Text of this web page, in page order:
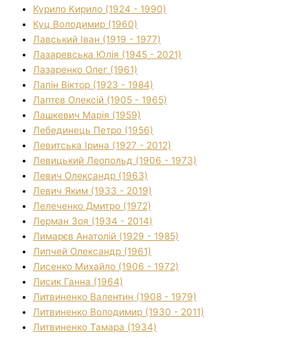
Курило Кирило (1924 - 1990)
Куц Володимир (1960)
Лавський Іван (1919 - 1977)
Лазаревська Юлія (1945 - 2021)
Лазаренко Олег (1961)
Лапін Віктор (1923 - 1984)
Лаптєв Олексій (1905 - 1965)
Лашкевич Марія (1959)
Лебединець Петро (1956)
Левитська Ірина (1927 - 2012)
Левицький Леопольд (1906 - 1973)
Левич Олександр (1963)
Левич Яким (1933 - 2019)
Лелеченко Дмитро (1972)
Лерман Зоя (1934 - 2014)
Лимарєв Анатолій (1929 - 1985)
Липчей Олександр (1961)
Лисенко Михайло (1906 - 1972)
Лисик Ганна (1964)
Литвиненко Валентин (1908 - 1979)
Литвиненко Володимир (1930 - 2011)
Литвиненко Тамара (1934)